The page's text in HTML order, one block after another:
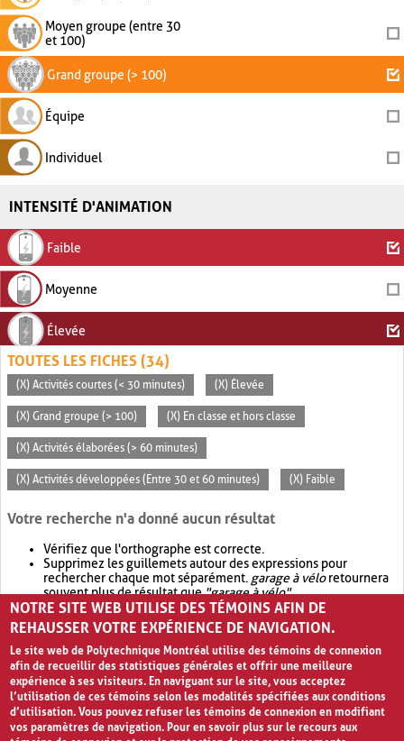
Moyen groupe (entre 30
et 100)
Grand groupe (> 100)
Équipe
Individuel
INTENSITÉ D'ANIMATION
Faible
Moyenne
Élevée
TOUTES LES FICHES (34)
(X) Activités courtes (< 30 minutes) (X) Élevée
(X) Grand groupe (> 100) (X) En classe et hors classe
(X) Activités élaborées (> 60 minutes)
(X) Activités développées (Entre 30 et 60 minutes) (X) Faible
Votre recherche n'a donné aucun résultat
Vérifiez que l'orthographe est correcte.
Supprimez les guillemets autour des expressions pour
rechercher chaque mot séparément. garage à véloretournera
souvent plus de résultat que"garage à vélo".
Envisagez d'élargir votre recherche avec OR.garage OR vélo
retournera souvent plus de résultat quegarage à vélo
NOTRE SITE WEB UTILISE DES TÉMOINS AFIN DE
REHAUSSER VOTRE EXPÉRIENCE DE NAVIGATION.
Le site web de Polytechnique Montréal utilise des témoins de connexion
afin de recueillir des statistiques générales et offrir une meilleure
expérience à ses visiteurs. En naviguant sur le site, vous acceptez
l’utilisation de ces témoins selon les modalités spécifiées aux conditions
d’utilisation. Vous pouvez refuser les témoins de connexion en modifiant
vos paramètres de navigation. Pour en savoir plus sur le recours aux